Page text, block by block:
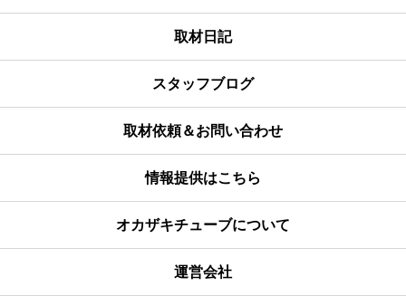
取材日記
スタッフブログ
取材依頼＆お問い合わせ
情報提供はこちら
オカザキチューブについて
運営会社